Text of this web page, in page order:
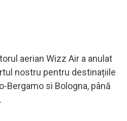
aerian Wizz Air a anulat
nostru pentru destinațiile
Bergamo si Bologna, până